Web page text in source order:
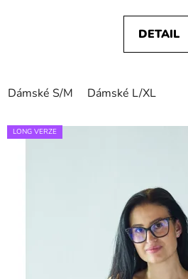
DETAIL
Dámské S/M Dámské L/XL
LONG VERZE